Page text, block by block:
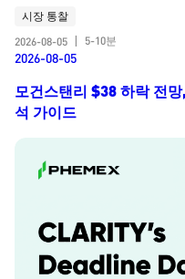
시장 통찰
2026-08-05
5-10분
2026-08-05
모건스탠리 $38 하락 전
석 가이드